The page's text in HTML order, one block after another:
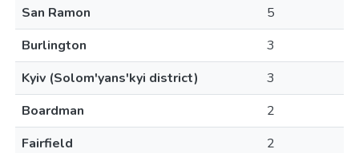
San Ramon
5
Burlington
3
Kyiv (Solom'yans'kyi district)
3
Boardman
2
Fairfield
2